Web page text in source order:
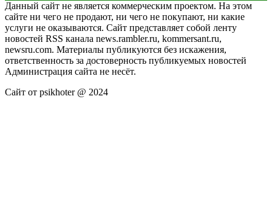
Данный сайт не является коммерческим проектом. На этом
сайте ни чего не продают, ни чего не покупают, ни какие
услуги не оказываются. Сайт представляет собой ленту
новостей RSS канала news.rambler.ru, kommersant.ru,
newsru.com. Материалы публикуются без искажения,
ответственность за достоверность публикуемых новостей
Администрация сайта не несёт.
Сайт от psikhoter @ 2024